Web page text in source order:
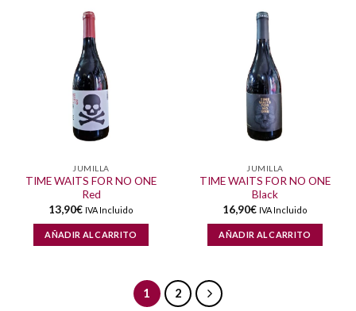
JUMILLA
TIME WAITS FOR NO ONE
Red
13,90€ IVA Incluido
AÑADIR AL CARRITO
JUMILLA
TIME WAITS FOR NO ONE
Black
16,90€ IVA Incluido
AÑADIR AL CARRITO
1 2